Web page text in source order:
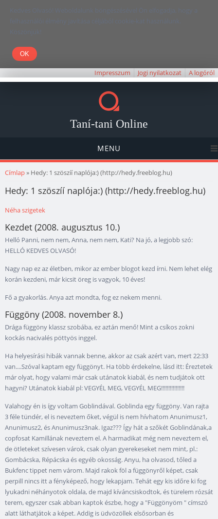
Kedves Olvasó! Weboldalunk böngészésével Ön elfogadja, hogy a
felhasználói élmény javítása céljából cookie-kat használunk.
Köszönjük!
Impresszum Jogi nyilatkozat A logóról
Taní-tani Online
MENU
Jelenlegi hely
Címlap» Hedy: 1 szöszíí naplója:) (http://hedy.freeblog.hu)
Hedy: 1 szöszíí naplója:) (http://hedy.freeblog.hu)
Néha szigetek
Kezdet (2008. augusztus 10.)
Helló Panni, nem nem, Anna, nem nem, Kati? Na jó, a legjobb szó:
HELLÓ KEDVES OLVASÓ!
Nagy nap ez az életben, mikor az ember blogot kezd írni. Nem lehet elég
korán kezdeni, már kicsit öreg is vagyok, 10 éves!
Fő a gyakorlás. Anya azt mondta, fog ez nekem menni.
Függöny (2008. november 8.)
Drága függöny klassz szobába, ez aztán menő! Mint a csíkos zokni
kockás nacivalés pöttyös inggel.
Ha helyesírási hibák vannak benne, akkor az csak azért van, mert 22:33
van....Szóval kaptam egy függönyt. Ha több érdekelne, lásd itt: Éreztetek
már olyat, hogy valami már csak utánatok kiabál, és nem tudjátok ott
hagyni? Utánatok kiabál pl: VEGYÉL MEG, VEGYÉL MEG!!!!!!!!!!!!!!!!
Valahogy én is így voltam Goblindával. Goblinda egy függöny. Van rajta
3 féle tündér, el is neveztem őket, végül is nem hívhatom Anunimusz1,
Anunimusz2, és Anunimusz3nak. Igaz??? Így hát a szőkét Goblindának,a
copfosat Kamillának neveztem el. A harmadikat még nem neveztem el,
de ötleteket szívesen várok, csak olyan gyerekeseket nem mint, pl.:
Gombácska, Répácska és egyéb okosság. Anyu, ha olvasod, tőled a
Bukfenc tippet nem várom. Majd rakok föl a függönyről képet, csak
perpill nincs itt a fényképező, hogy lekapjam. Tehát egy kis időre ki fog
lyukadni néhányotok oldala, de majd kíváncsiskodtok, és türelem rózsát
terem, egyszer csak abban kaptok észbe, hogy a "Függönyöm " címszó
alatt láthatjátok a képet. Addig is üdvözöllek elsősorban és